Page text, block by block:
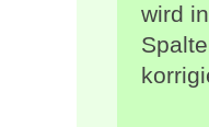
wird